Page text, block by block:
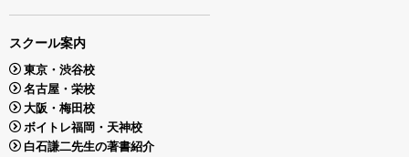
スクール案内
東京・渋谷校
名古屋・栄校
大阪・梅田校
ボイトレ福岡・天神校
白石謙二先生の著書紹介